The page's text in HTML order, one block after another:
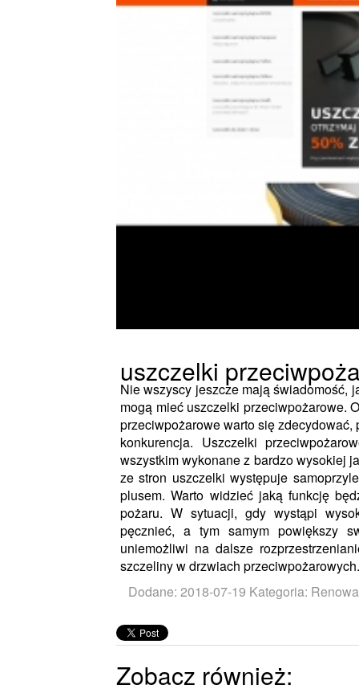
uszczelki
Nie wszyscy jeszcze mają świadomość,
mogą mieć uszczelki przeciwpożarowe.
przeciwpożarowe warto się
konkurencja. Uszczelki
wszystkim wykonane z bardzo wysokiej
ze stron uszczelki występuje
plusem. Warto widzieć jaką funkcję
pożaru. W sytuacji, gdy wystąpi
pęcznieć, a tym samym powiększy
uniemożliwi na dalsze
szczeliny w drzwiach przeciwpożarowych.
Dodane: 2018-07-19 Kategoria:
Zobacz również: